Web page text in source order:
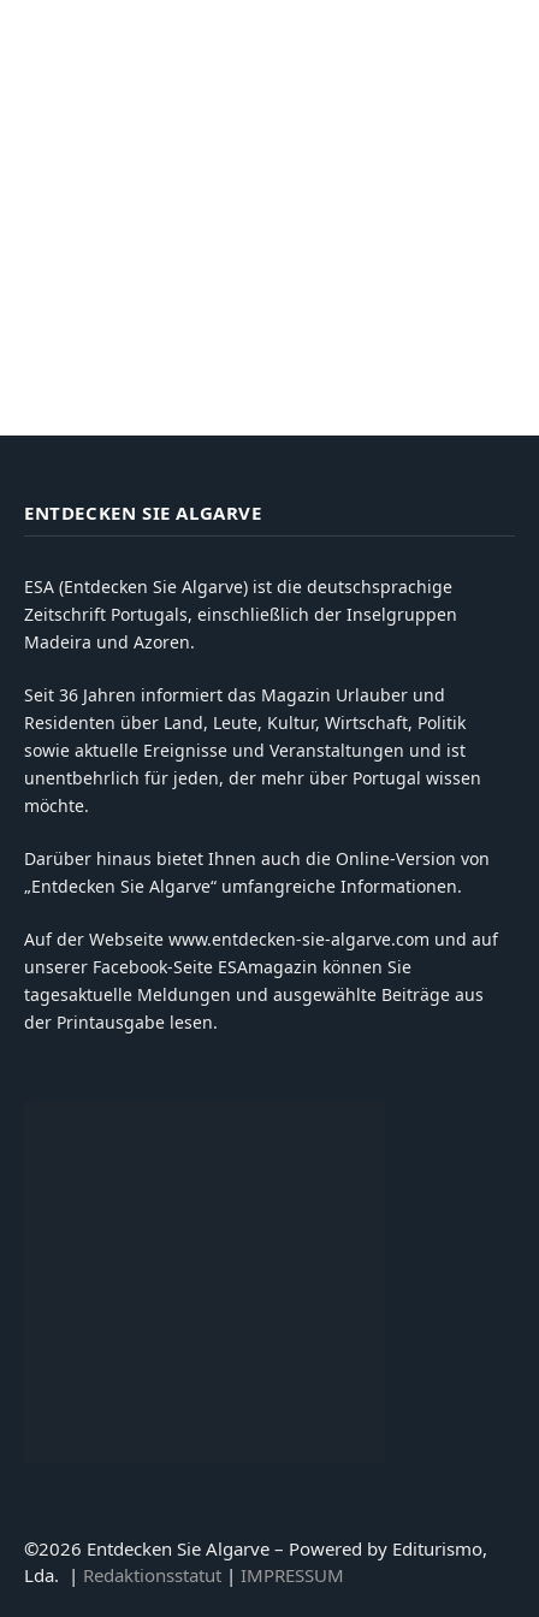
ENTDECKEN SIE ALGARVE
ESA (Entdecken Sie Algarve) ist die deutschsprachige
Zeitschrift Portugals, einschließlich der Inselgruppen
Madeira und Azoren.
Seit 36 Jahren informiert das Magazin Urlauber und
Residenten über Land, Leute, Kultur, Wirtschaft, Politik
sowie aktuelle Ereignisse und Veranstaltungen und ist
unentbehrlich für jeden, der mehr über Portugal wissen
möchte.
Darüber hinaus bietet Ihnen auch die Online-Version von
„Entdecken Sie Algarve“ umfangreiche Informationen.
Auf der Webseite www.entdecken-sie-algarve.com und auf
unserer Facebook-Seite ESAmagazin können Sie
tagesaktuelle Meldungen und ausgewählte Beiträge aus
der Printausgabe lesen.
©2026 Entdecken Sie Algarve – Powered by Editurismo,
Lda. | Redaktionsstatut | IMPRESSUM